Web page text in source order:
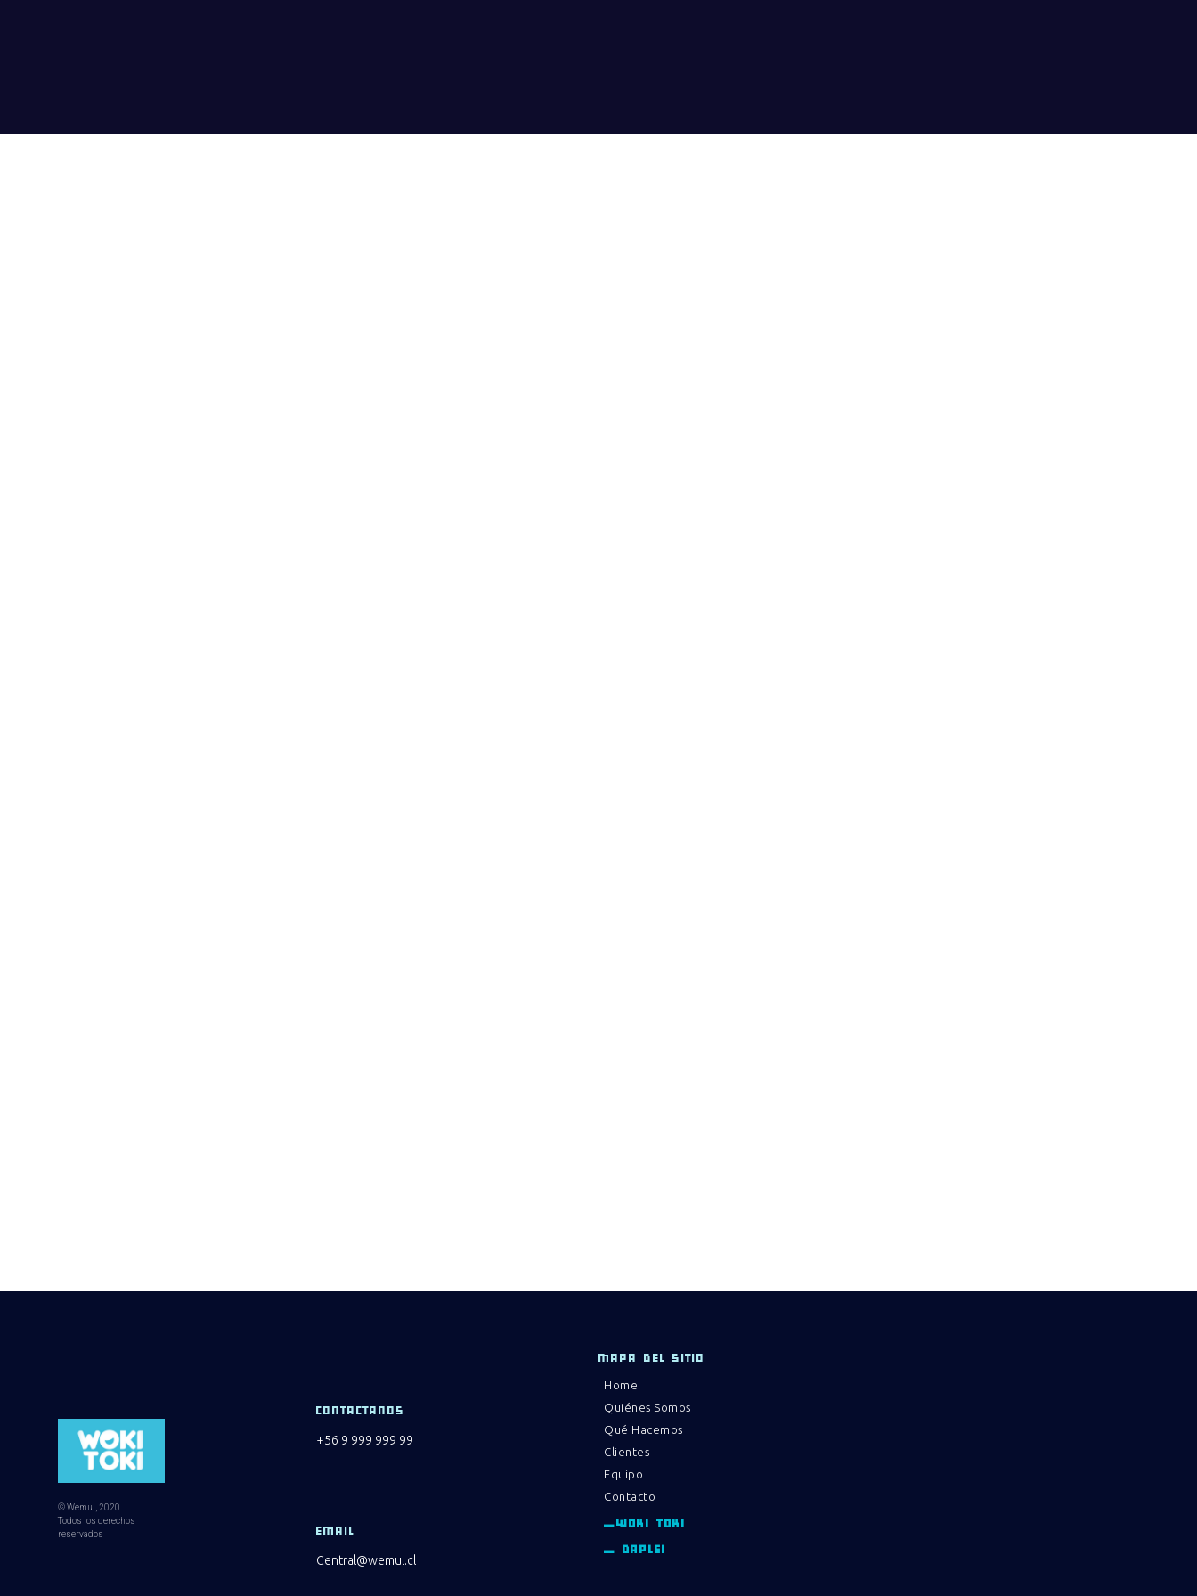
© Wemul, 2020
Todos los derechos
reservados
CONTACTANOS
+56 9 999 999 99
EMAIL
Central@wemul.cl
MAPA DEL SITIO
Home
Quiénes Somos
Qué Hacemos
Clientes
Equipo
Contacto
_WOKI TOKI
_ DAPLEI